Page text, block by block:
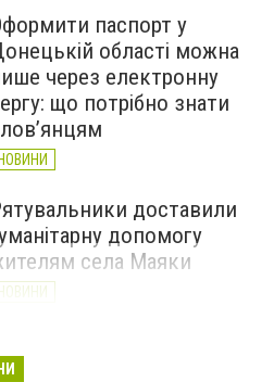
паспорт у
області можна
через електронну
що потрібно знати
НОВИНИ
доставили
допомогу
села Маяки
НОВИНИ
акція до Дня молоді